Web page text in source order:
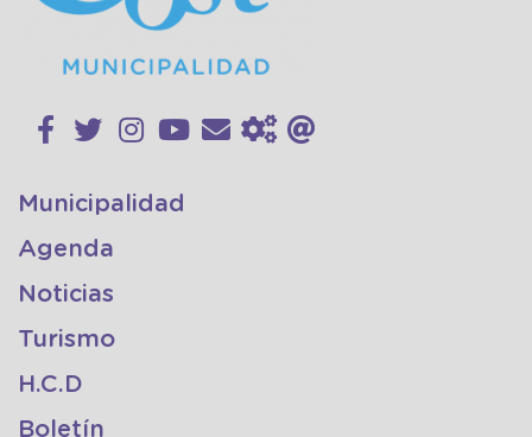
Municipalidad
Agenda
Noticias
Turismo
H.C.D
Boletín